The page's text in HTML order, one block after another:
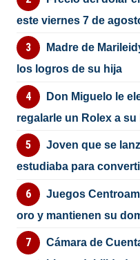
este viernes 7 de
Madre de
los logros de su hija
Don Miguelo le
regalarle un Rolex a su
Joven que se
estudiaba para
Juegos
oro y mantienen su
Cámara de